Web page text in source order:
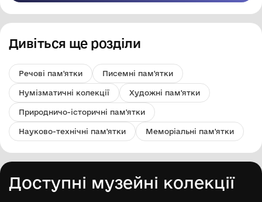
Дивіться ще розділи
Речові пам'ятки Писемні пам'ятки
Нумізматичні колекції Художні пам'ятки
Природничо-історичні пам'ятки
Науково-технічні пам'ятки Меморіальні пам'ятки
Доступні музейні колекції